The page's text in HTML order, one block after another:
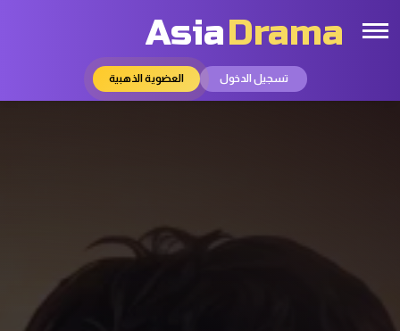
AsiaDrama
تسجيل الدخول العضوية الذهبية